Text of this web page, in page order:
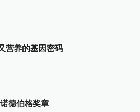
营养的基因密码
德伯格奖章